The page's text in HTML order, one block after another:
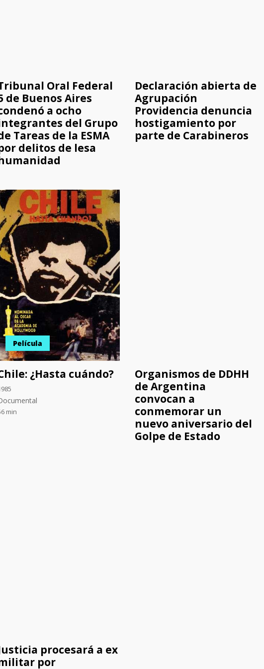
Oral Federal
de Buenos Aires
a ocho
del Grupo
Tareas de la ESMA
delitos de lesa
Declaración abierta de
Agrupación
Providencia denuncia
hostigamiento por
parte de Carabineros
Película
¿Hasta cuándo?
min
Organismos de DDHH
de Argentina
convocan a
conmemorar un
nuevo aniversario del
Golpe de Estado
procesará a ex
por